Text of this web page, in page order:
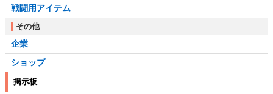
戦闘用アイテム
その他
企業
ショップ
掲示板